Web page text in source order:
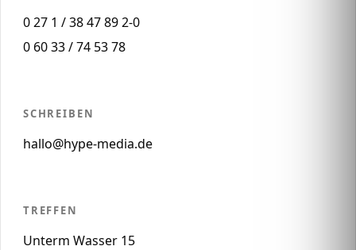
0 27 1 / 38 47 89 2-0
0 60 33 / 74 53 78
SCHREIBEN
hallo@hype-media.de
TREFFEN
Unterm Wasser 15